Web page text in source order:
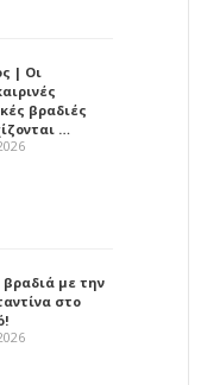
| Οι
βραδιές
…
βραδιά με την
στο